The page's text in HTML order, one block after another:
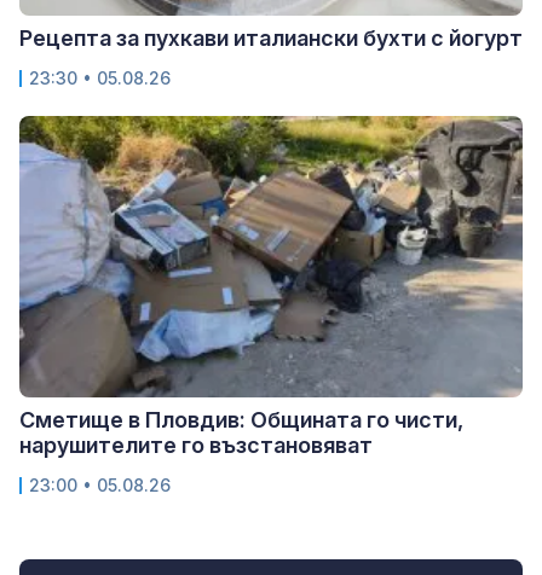
Рецепта за пухкави италиански бухти с йогурт
23:30 • 05.08.26
Сметище в Пловдив: Общината го чисти,
нарушителите го възстановяват
23:00 • 05.08.26